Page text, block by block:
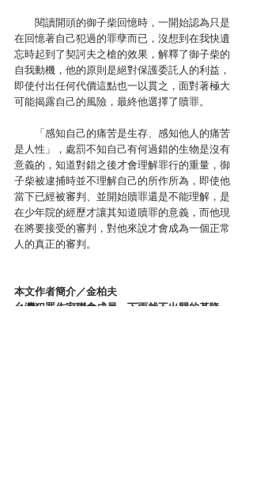
閱讀開頭的御子柴回憶時，一開始認為只是
在回憶著自己犯過的罪孽而已，沒想到在我快遺
忘時起到了契訶夫之槍的效果，解釋了御子柴的
自我動機，他的原則是絕對保護委託人的利益，
即使付出任何代價這點也一以貫之，面對著極大
可能揭露自己的風險，最終他選擇了贖罪。
「感知自己的痛苦是生存、感知他人的痛苦
是人性」，處罰不知自己有何過錯的生物是沒有
意義的，知道對錯之後才會理解罪行的重量，御
子柴被逮捕時並不理解自己的所作所為，即使他
當下已經被審判、並開始贖罪還是不能理解，是
在少年院的經歷才讓其知道贖罪的意義，而他現
在將要接受的審判，對他來說才會成為一個正常
人的真正的審判。
本文作者簡介／金柏夫
台灣犯罪作家聯會成員，下雨就不出門的基隆